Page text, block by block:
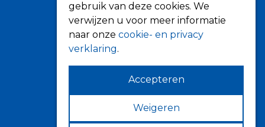
Informatie
Over ons
Tips
gebruik van deze cookies. We
verwijzen u voor meer informatie
naar onze cookie- en privacy
verklaring.
Accepteren
Weigeren